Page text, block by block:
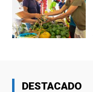
DESTACADO